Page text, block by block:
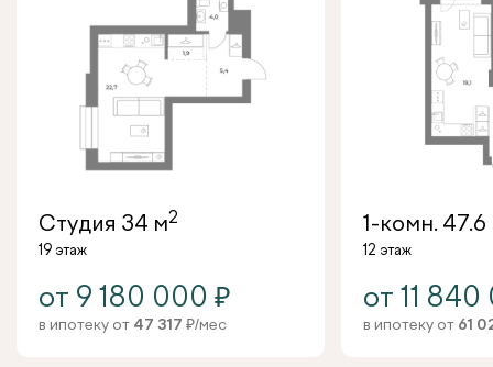
Студия 34 м2
19 этаж
от 9 180 000 ₽
в ипотеку от 47 317 ₽/мес
1-комн. 47.6
12 этаж
от 11
в ипотеку от 61